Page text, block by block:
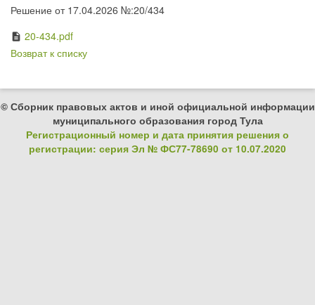
Решение от 17.04.2026 №:20/434
description 20-434.pdf
Возврат к списку
© Сборник правовых актов и иной официальной информации
муниципального образования город Тула
Регистрационный номер и дата принятия решения о
регистрации: серия Эл № ФС77-78690 от 10.07.2020